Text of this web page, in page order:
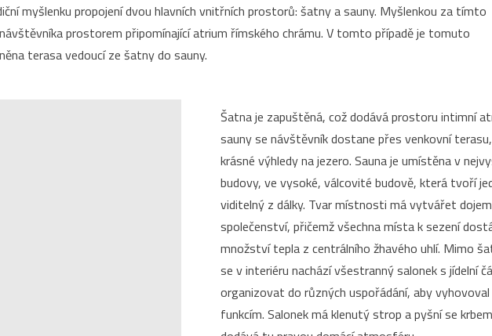
myšlenku propojení dvou hlavních vnitřních prostorů: šatny a sauny. Myšlenkou za tímto
prostorem připomínající atrium římského chrámu. V tomto případě je tomuto
terasa vedoucí ze šatny do sauny.
Šatna je zapuštěná, což dodává prostoru intimní
sauny se návštěvník dostane přes venkovní
krásné výhledy na jezero. Sauna je umístěna v
budovy, ve vysoké, válcovité budově, která tvoří
viditelný z dálky. Tvar místnosti má vytvářet
společenství, přičemž všechna místa k sezení
množství tepla z centrálního žhavého uhlí. Mimo
se v interiéru nachází všestranný salonek s jídelní
organizovat do různých uspořádání, aby
funkcím. Salonek má klenutý strop a pyšní se